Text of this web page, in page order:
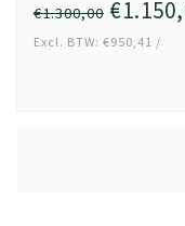
€1.300,00
Excl. BTW: €950,41 /